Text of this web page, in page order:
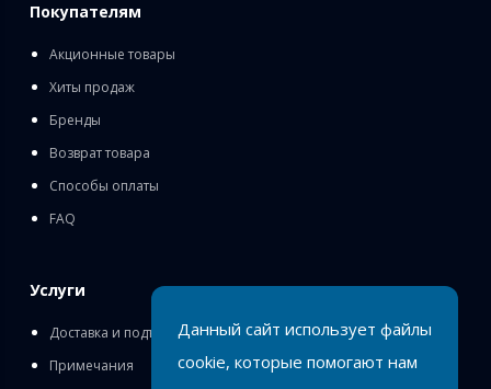
Покупателям
Акционные товары
Хиты продаж
Бренды
Возврат товара
Способы оплаты
FAQ
Услуги
Доставка и подъём
Примечания
Данный сайт использует файлы
cookie, которые помогают нам